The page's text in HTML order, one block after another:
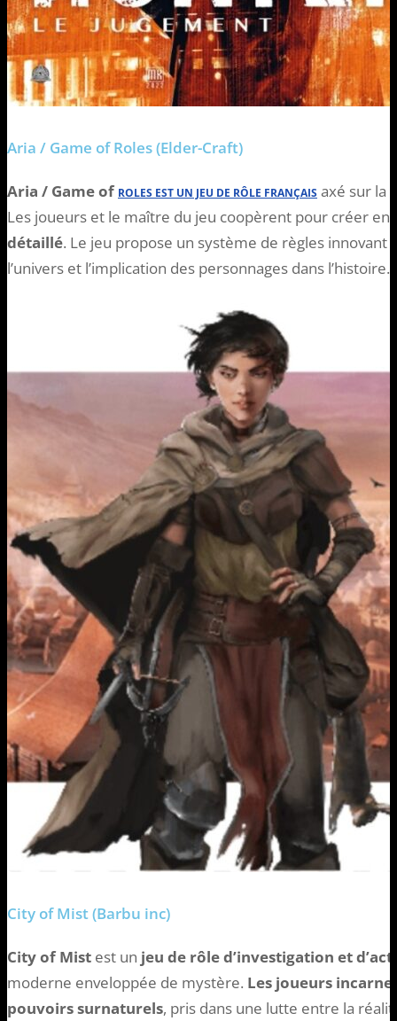
Aria / Game of Roles (Elder-Craft)
Aria / Game of ROLES EST UN JEU DE RÔLE FRANÇAIS axé sur la
Les joueurs et le maître du jeu coopèrent pour créer
détaillé. Le jeu propose un système de règles innovant
l’univers et l’implication des personnages dans l’histoire.
City of Mist (Barbu inc)
City of Mist est un jeu de rôle d’investigation et
moderne enveloppée de mystère. Les joueurs
pouvoirs surnaturels, pris dans une lutte entre la